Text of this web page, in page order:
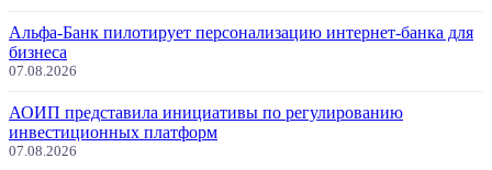
Альфа-Банк пилотирует персонализацию интернет-банка для
бизнеса
07.08.2026
АОИП представила инициативы по регулированию
инвестиционных платформ
07.08.2026